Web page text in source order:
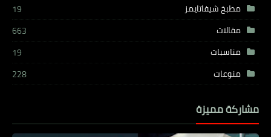
مطبخ شيفاتايمز
19
مقالات
663
مناسبات
19
منوعات
228
مشاركة مميزة